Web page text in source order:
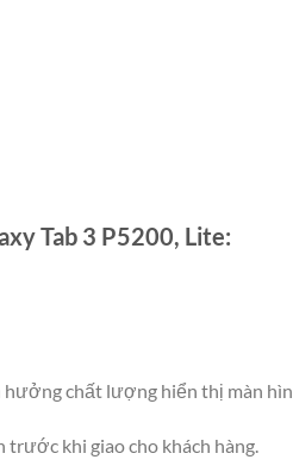
Tab 3 P5200, Lite:
hưởng chất lượng hiển thị màn
trước khi giao cho khách hàng.